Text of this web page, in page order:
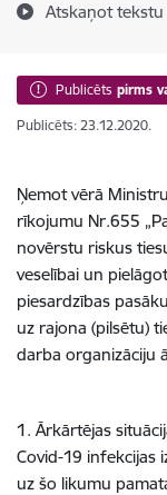
Atskaņot tekstu
Publicēts pirms
Publicēts: 23.12.2020.
Ņemot vērā
rīkojumu Nr.655
novērstu riskus
veselībai un
piesardzības
uz rajona (pilsētu)
darba organizāciju
1. Ārkārtējas
Covid-19 infekcijas
uz šo likumu